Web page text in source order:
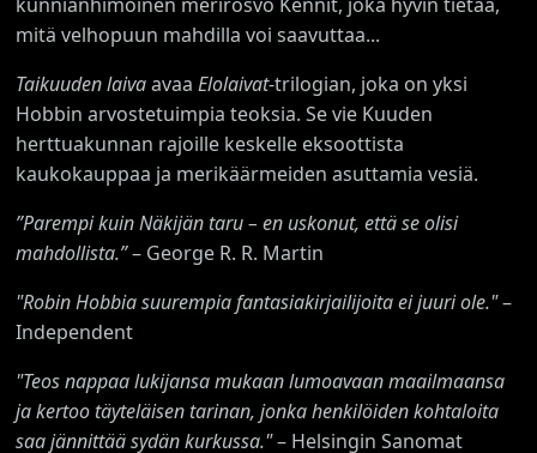
kunnianhimoinen merirosvo Kennit, joka hyvin tietää,
mitä velhopuun mahdilla voi saavuttaa...
Taikuuden laivaavaaElolaivat-trilogian, joka on yksi
Hobbin arvostetuimpia teoksia. Se vie Kuuden
herttuakunnan rajoille keskelle eksoottista
kaukokauppaa ja merikäärmeiden asuttamia vesiä.
”Parempi kuin Näkijän taru – en uskonut, että se olisi
mahdollista.”– George R. R. Martin
"Robin Hobbia suurempia fantasiakirjailijoita ei juuri ole."–
Independent
"Teos nappaa lukijansa mukaan lumoavaan maailmaansa
ja kertoo täyteläisen tarinan, jonka henkilöiden kohtaloita
saa jännittää sydän kurkussa."– Helsingin Sanomat